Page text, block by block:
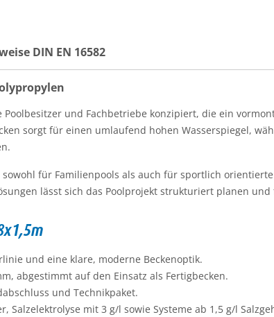
DIN EN 16582
und Fachbetriebe konzipiert, die ein
sorgt für einen umlaufend hohen Wasserspiegel,
für Familienpools als auch für sportlich
lässt sich das Poolprojekt strukturiert planen
und eine klare, moderne Beckenoptik.
abgestimmt auf den Einsatz als Fertigbecken.
und Technikpaket.
mit 3 g/l sowie Systeme ab 1,5 g/l